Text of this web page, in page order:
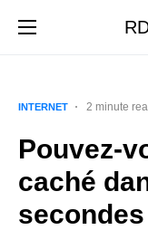
INTERNET 2 minute
Pouvez-
caché